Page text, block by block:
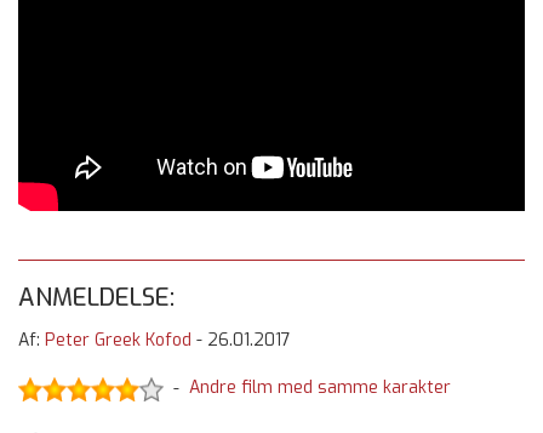
ANMELDELSE:
Af: Peter Greek Kofod - 26.01.2017
- Andre film med samme karakter